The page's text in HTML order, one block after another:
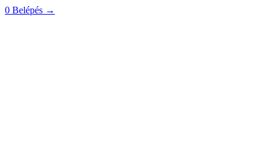
0 Belépés →